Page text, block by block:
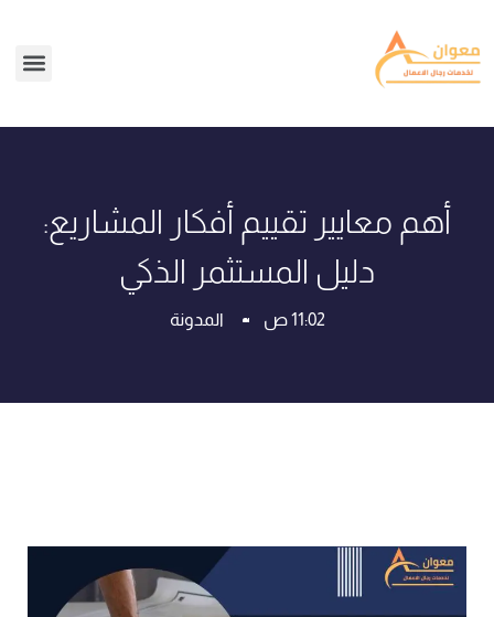
أهم معايير تقييم أفكار المشاريع:
دليل المستثمر الذكي
11:02 ص المدونة